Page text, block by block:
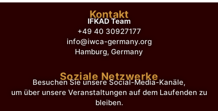
Kontakt
IFKAD Team
+49 40 30927177
info@iwca-germany.org
Hamburg, Germany
Soziale Netzwerke
Besuchen Sie unsere Social-Media-Kanäle,
um über unsere Veranstaltungen auf dem Laufenden zu
bleiben.